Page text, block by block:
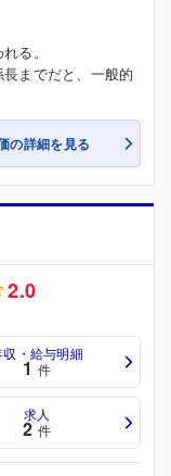
る。
までだと、一般的
の詳細を見る
2.0
収・給与明細
1 件
求人
2 件